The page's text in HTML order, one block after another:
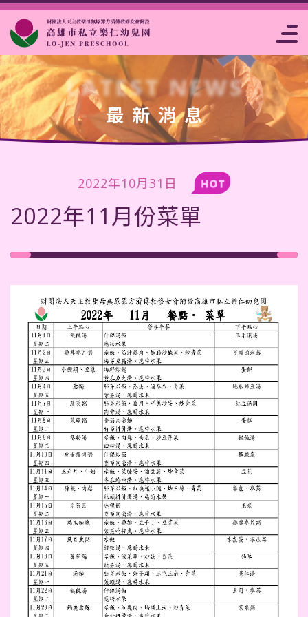
析
賞
意事
項
報
名
表
事
曆
LATEST NEWS
最新消息
2022年10月31日
2022年11月份菜單